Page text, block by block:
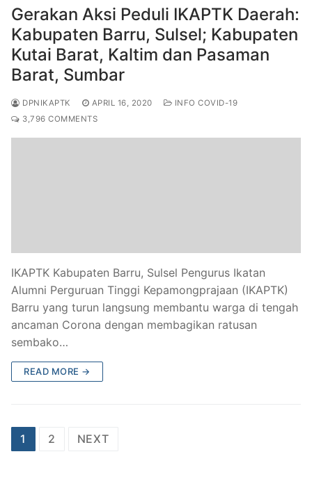
Gerakan Aksi Peduli IKAPTK Daerah:
Kabupaten Barru, Sulsel; Kabupaten
Kutai Barat, Kaltim dan Pasaman
Barat, Sumbar
DPNIKAPTK APRIL 16, 2020
INFO COVID-19
3,796 COMMENTS
IKAPTK Kabupaten Barru, Sulsel Pengurus Ikatan
Alumni Perguruan Tinggi Kepamongprajaan (IKAPTK)
Barru yang turun langsung membantu warga di tengah
ancaman Corona dengan membagikan ratusan
sembako…
READ MORE →
Posts
1 2 NEXT